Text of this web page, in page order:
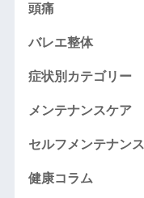
頭痛
バレエ整体
症状別カテゴリー
メンテナンスケア
セルフメンテナンス
健康コラム